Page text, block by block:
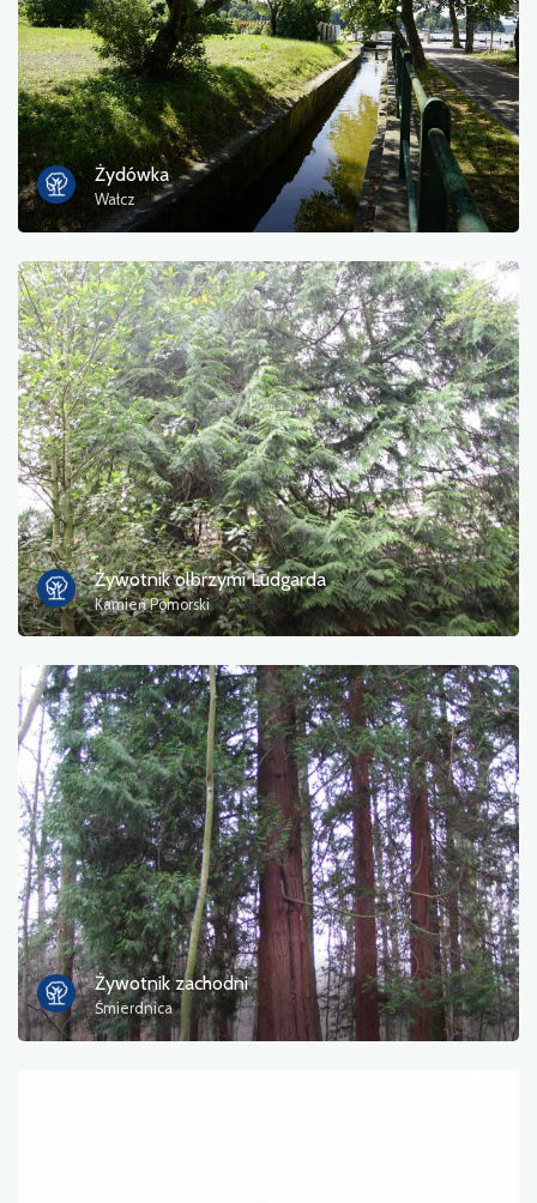
Żydówka
Wałcz
Żywotnik olbrzymi Ludgarda
Kamień Pomorski
Żywotnik zachodni
Śmierdnica